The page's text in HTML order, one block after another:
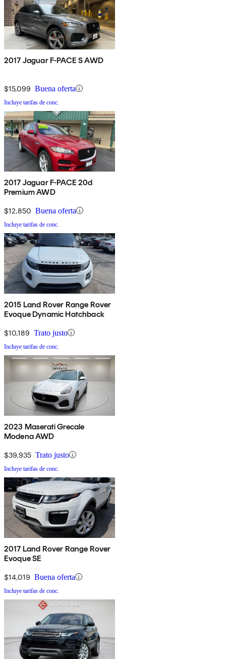
2017 Jaguar F-PACE S AWD
$15,099 Buena oferta
Incluye tarifas de conc.
2017 Jaguar F-PACE 20d
Premium AWD
$12,850 Buena oferta
Incluye tarifas de conc.
2015 Land Rover Range Rover
Evoque Dynamic Hatchback
$10,189 Trato justo
Incluye tarifas de conc.
2023 Maserati Grecale
Modena AWD
$39,935 Trato justo
Incluye tarifas de conc.
2017 Land Rover Range Rover
Evoque SE
$14,019 Buena oferta
Incluye tarifas de conc.